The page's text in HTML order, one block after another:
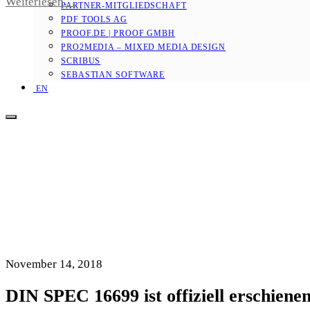
PARTNER-MITGLIEDSCHAFT
PDF TOOLS AG
PROOF.DE | PROOF GMBH
PRO2MEDIA – MIXED MEDIA DESIGN
SCRIBUS
SEBASTIAN SOFTWARE
EN
November 14, 2018
DIN SPEC 16699 ist offiziell